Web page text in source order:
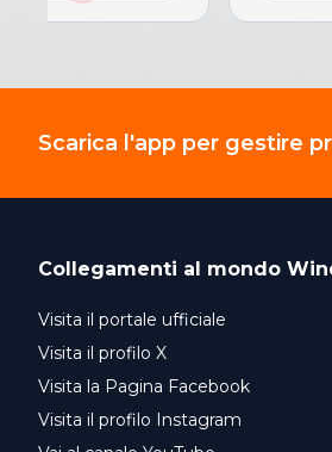
Scarica l'app per gestire
Collegamenti al mondo
Visita il portale ufficiale
Visita il profilo X
Visita la Pagina Facebook
Visita il profilo Instagram